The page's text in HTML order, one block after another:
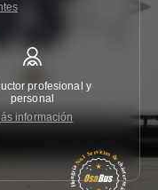
profesional y
personal
información